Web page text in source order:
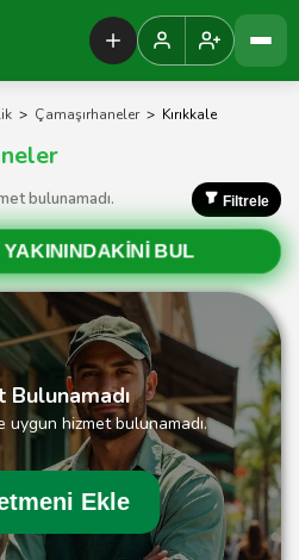
> Çamaşırhaneler > Kırıkkale
bulunamadı. Filtrele
YAKININDAKİNİ BUL
Bulunamadı
uygun hizmet bulunamadı.
Ekle